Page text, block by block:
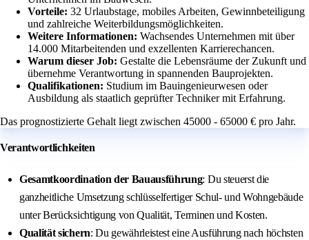
Vorteile: 32 Urlaubstage, mobiles Arbeiten, Gewinnbeteiligung
und zahlreiche Weiterbildungsmöglichkeiten.
Weitere Informationen: Wachsendes Unternehmen mit über
14.000 Mitarbeitenden und exzellenten Karrierechancen.
Warum dieser Job: Gestalte die Lebensräume der Zukunft und
übernehme Verantwortung in spannenden Bauprojekten.
Qualifikationen: Studium im Bauingenieurwesen oder
Ausbildung als staatlich geprüfter Techniker mit Erfahrung.
Das prognostizierte Gehalt liegt zwischen 45000 - 65000 € pro Jahr.
Verantwortlichkeiten
Gesamtkoordination der Bauausführung: Du steuerst die
ganzheitliche Umsetzung schlüsselfertiger Schul- und Wohngebäude
unter Berücksichtigung von Qualität, Terminen und Kosten.
Qualität sichern: Du gewährleistest eine Ausführung nach höchsten